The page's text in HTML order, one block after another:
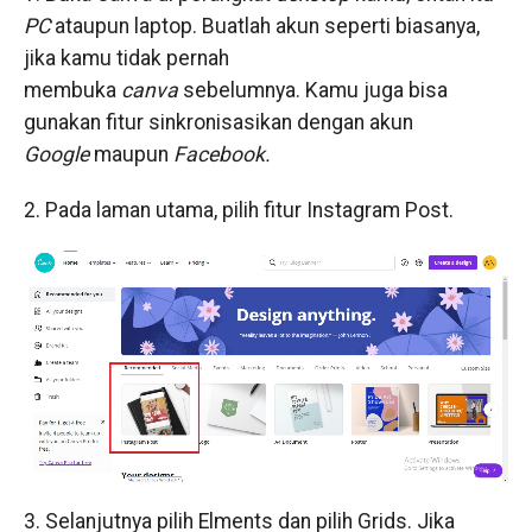
PCataupun laptop. Buatlah akun seperti biasanya,
jika kamu tidak pernah
membuka canva sebelumnya. Kamu juga bisa
gunakan fitur sinkronisasikan dengan akun
Google maupun Facebook.
2. Pada laman utama, pilih fitur Instagram Post.
3. Selanjutnya pilih Elments dan pilih Grids. Jika